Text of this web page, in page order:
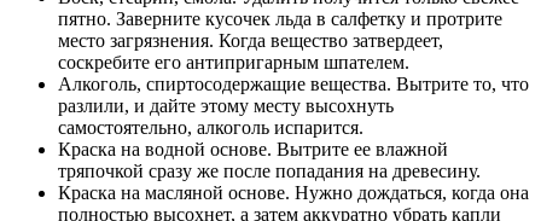
пятно. Заверните кусочек льда в салфетку и протрите
место загрязнения. Когда вещество затвердеет,
соскребите его антипригарным шпателем.
Алкоголь, спиртосодержащие вещества. Вытрите то, что
разлили, и дайте этому месту высохнуть
самостоятельно, алкоголь испарится.
Краска на водной основе. Вытрите ее влажной
тряпочкой сразу же после попадания на древесину.
Краска на масляной основе. Нужно дождаться, когда она
полностью высохнет, а затем аккуратно убрать капли